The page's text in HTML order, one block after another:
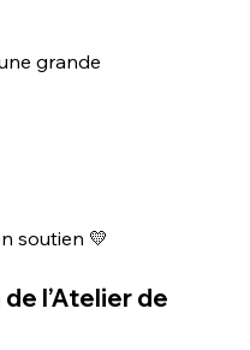
grande
soutien 💛
l’Atelier de